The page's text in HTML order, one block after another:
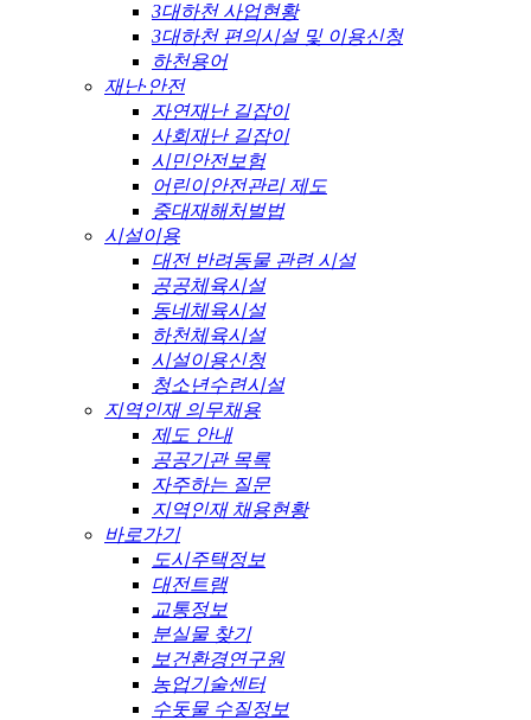
3대하천 사업현황
3대하천 편의시설 및 이용신청
하천용어
재난·안전
자연재난 길잡이
사회재난 길잡이
시민안전보험
어린이안전관리 제도
중대재해처벌법
시설이용
대전 반려동물 관련 시설
공공체육시설
동네체육시설
하천체육시설
시설이용신청
청소년수련시설
지역인재 의무채용
제도 안내
공공기관 목록
자주하는 질문
지역인재 채용현황
바로가기
도시주택정보
대전트램
교통정보
분실물 찾기
보건환경연구원
농업기술센터
수돗물 수질정보